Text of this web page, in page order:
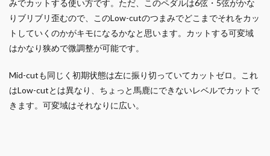
みでカットする使い方です。ただ、このペダルは6弦・5弦がかな
りブリブリ歪むので、このLow-cutのつまみでどこまでそれをカッ
トしていくのかがキモになるかなと思います。カットする可変域
はかなり狭めで微調整が可能です。
Mid-cutも同じく初期状態は左に振り切っていてカットゼロ。これ
はLow-cutとは異なり、ちょっと馬鹿にできないレベルでカットで
きます。可変域はそれなりに広い。